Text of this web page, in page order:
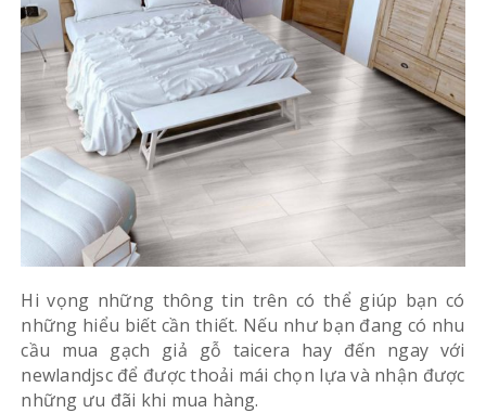
Hi vọng những thông tin trên có thể giúp bạn có
những hiểu biết cần thiết. Nếu như bạn đang có nhu
cầu mua gạch giả gỗ taicera hay đến ngay với
newlandjsc để được thoải mái chọn lựa và nhận được
những ưu đãi khi mua hàng.